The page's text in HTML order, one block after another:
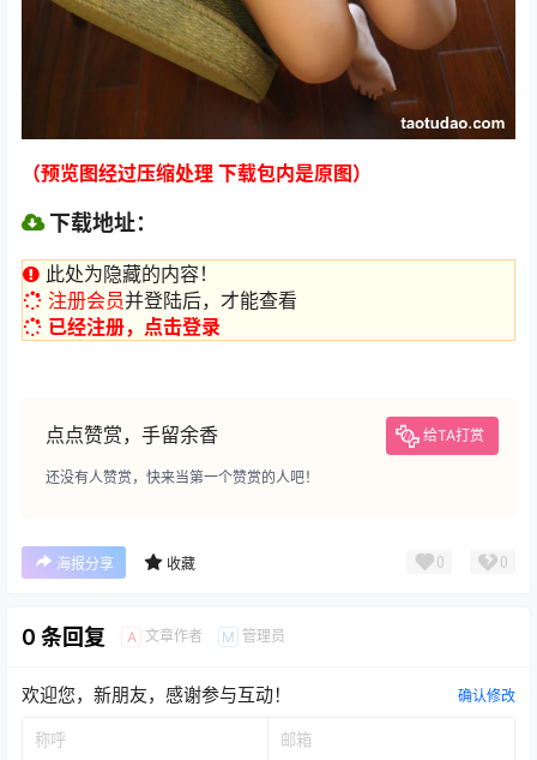
（预览图经过压缩处理 下载包内是原图）
下载地址：
此处为隐藏的内容！
注册会员并登陆后，才能查看
已经注册，点击登录
点点赞赏，手留余香 给TA打赏
还没有人赞赏，快来当第一个赞赏的人吧！
海报分享 收藏 0 0
0 条回复 A 文章作者 M 管理员
欢迎您，新朋友，感谢参与互动！ 确认修改